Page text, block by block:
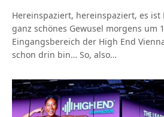
Hereinspaziert, hereinspaziert, es ist
ganz schönes Gewusel morgens um
Eingangsbereich der High End
schon drin bin… So, also…